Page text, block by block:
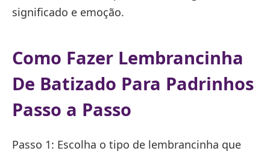
significado e emoção.
Como Fazer Lembrancinha
De Batizado Para Padrinhos
Passo a Passo
Passo 1: Escolha o tipo de lembrancinha que